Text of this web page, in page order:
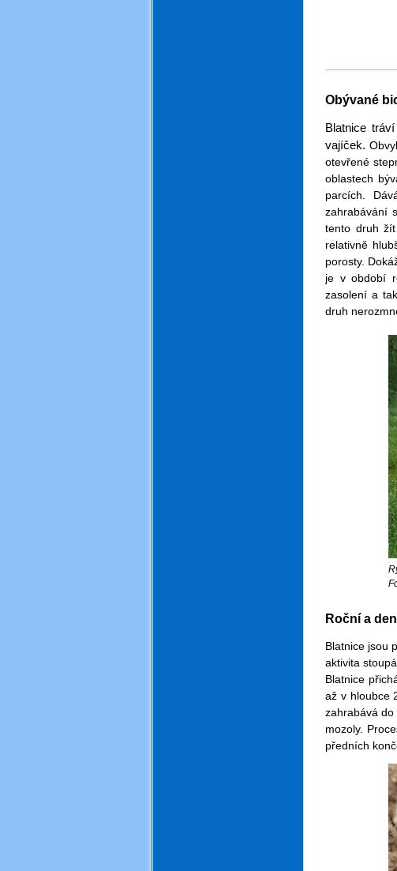
Obývané
Blatnice
vajíček.
otevřené
oblastech
parcích.
zahrabávání
tento druh
relativně
porosty.
je v období
zasolení a
druh
Roční a
Blatnice jsou
aktivita
Blatnice
až v hloubce
zahrabává
mozoly.
předních